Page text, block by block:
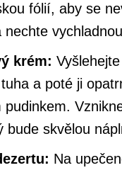
fólií, aby se
nechte
krém:
a poté ji
pudinkem.
bude skvělou
Na